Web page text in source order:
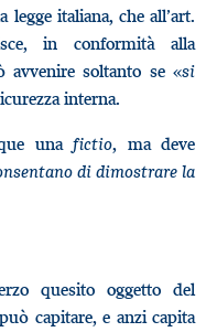
legge italiana, che all’art.
in conformità alla
avvenire soltanto se «si
interna.
una fictio, ma deve
di dimostrare la
quesito oggetto del
capitare, e anzi capita